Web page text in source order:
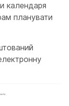
календаря
планувати